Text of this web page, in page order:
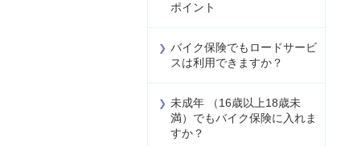
ポイント
バイク保険でもロードサービ
スは利用できますか？
未成年 （16歳以上18歳未
満）でもバイク保険に入れま
すか？